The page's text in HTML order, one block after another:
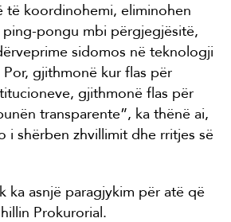
të koordinohemi, eliminohen
pongu mbi përgjegjësitë,
sidomos në teknologji
gjithmonë kur flas për
gjithmonë flas për
transparente”, ka thënë ai,
i shërben zhvillimit dhe rritjes së
ka asnjë paragjykim për atë që
Prokurorial.